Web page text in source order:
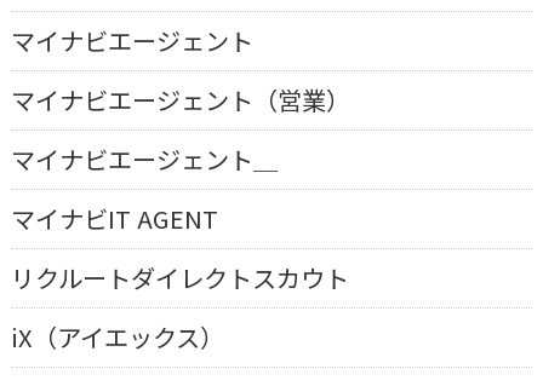
マイナビエージェント
マイナビエージェント（営業）
マイナビエージェント＿
マイナビIT AGENT
リクルートダイレクトスカウト
iX（アイエックス）